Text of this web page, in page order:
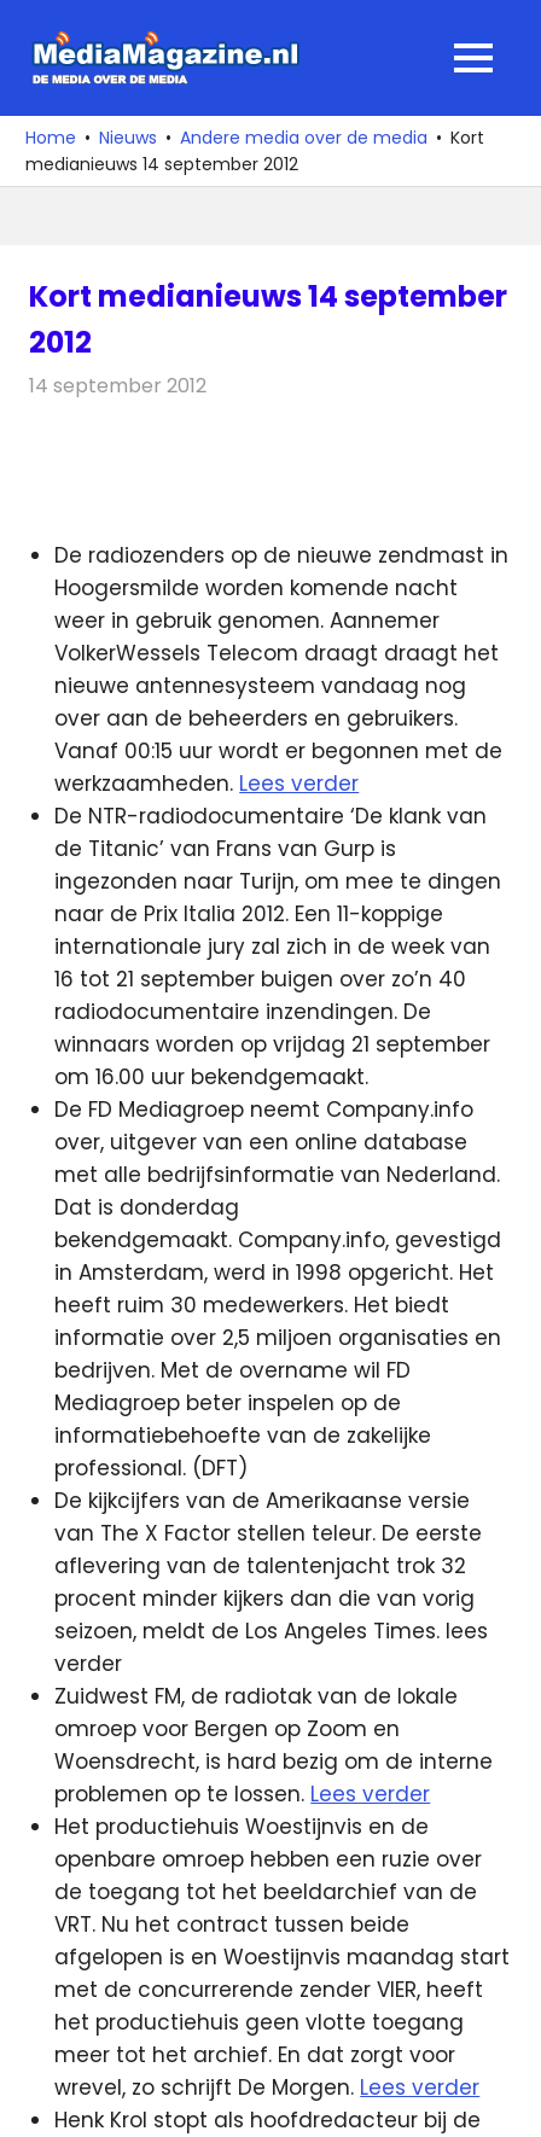
naar
media
over
de
MENU
Home Nieuws Andere media over de media
Kort
medianieuws 14 september 2012
Kort medianieuws 14 september
2012
14 september 2012
De radiozenders op de nieuwe zendmast in
Hoogersmilde worden komende nacht
weer in gebruik genomen. Aannemer
VolkerWessels Telecom draagt draagt het
nieuwe antennesysteem vandaag nog
over aan de beheerders en gebruikers.
Vanaf 00:15 uur wordt er begonnen met de
werkzaamheden. Lees verder
De NTR-radiodocumentaire ‘De klank van
de Titanic’ van Frans van Gurp is
ingezonden naar Turijn, om mee te dingen
naar de Prix Italia 2012. Een 11-koppige
internationale jury zal zich in de week van
16 tot 21 september buigen over zo’n 40
radiodocumentaire inzendingen. De
winnaars worden op vrijdag 21 september
om 16.00 uur bekendgemaakt.
De FD Mediagroep neemt Company.info
over, uitgever van een online database
met alle bedrijfsinformatie van Nederland.
Dat is donderdag
bekendgemaakt. Company.info, gevestigd
in Amsterdam, werd in 1998 opgericht. Het
heeft ruim 30 medewerkers. Het biedt
informatie over 2,5 miljoen organisaties en
bedrijven. Met de overname wil FD
Mediagroep beter inspelen op de
informatiebehoefte van de zakelijke
professional. (DFT)
De kijkcijfers van de Amerikaanse versie
van The X Factor stellen teleur. De eerste
aflevering van de talentenjacht trok 32
procent minder kijkers dan die van vorig
seizoen, meldt de Los Angeles Times. lees
verder
Zuidwest FM, de radiotak van de lokale
omroep voor Bergen op Zoom en
Woensdrecht, is hard bezig om de interne
problemen op te lossen. Lees verder
Het productiehuis Woestijnvis en de
openbare omroep hebben een ruzie over
de toegang tot het beeldarchief van de
VRT. Nu het contract tussen beide
afgelopen is en Woestijnvis maandag start
met de concurrerende zender VIER, heeft
het productiehuis geen vlotte toegang
meer tot het archief. En dat zorgt voor
wrevel, zo schrijft De Morgen. Lees verder
Henk Krol stopt als hoofdredacteur bij de